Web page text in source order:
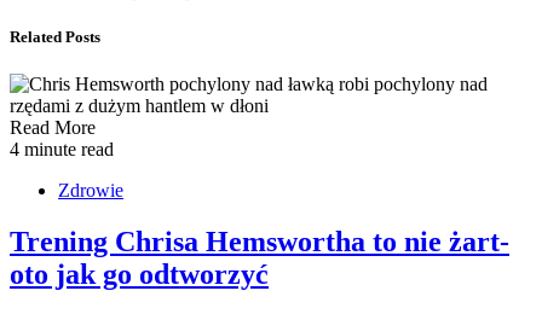
Related Posts
Read More
4 minute read
Zdrowie
Trening Chrisa Hemswortha to nie żart-
oto jak go odtworzyć